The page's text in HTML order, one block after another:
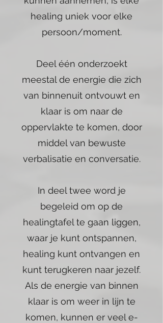
healing uniek voor elke
persoon/moment.
Deel één onderzoekt
meestal de energie die zich
van binnenuit ontvouwt en
klaar is om naar de
oppervlakte te komen, door
middel van bewuste
verbalisatie en conversatie.
In deel twee word je
begeleid om op de
healingtafel te gaan liggen,
waar je kunt ontspannen,
healing kunt ontvangen en
kunt terugkeren naar jezelf.
Als de energie van binnen
klaar is om weer in lijn te
komen, kunnen er veel e-